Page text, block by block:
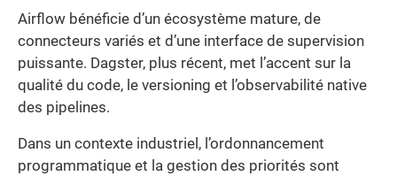
Airflow bénéficie d’un écosystème mature, de
connecteurs variés et d’une interface de supervision
puissante. Dagster, plus récent, met l’accent sur la
qualité du code, le versioning et l’observabilité native
des pipelines.
Dans un contexte industriel, l’ordonnancement
programmatique et la gestion des priorités sont